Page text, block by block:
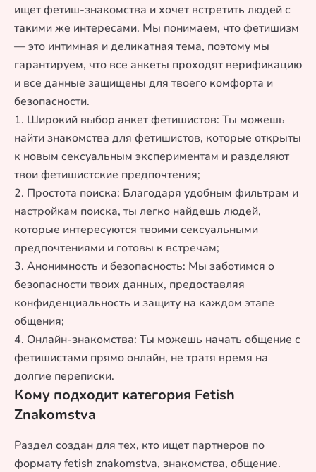
ищет фетиш-знакомства и хочет встретить людей с
такими же интересами. Мы понимаем, что фетишизм
— это интимная и деликатная тема, поэтому мы
гарантируем, что все анкеты проходят верификацию
и все данные защищены для твоего комфорта и
безопасности.
1. Широкий выбор анкет фетишистов: Ты можешь
найти знакомства для фетишистов, которые открыты
к новым сексуальным экспериментам и разделяют
твои фетишистские предпочтения;
2. Простота поиска: Благодаря удобным фильтрам и
настройкам поиска, ты легко найдешь людей,
которые интересуются твоими сексуальными
предпочтениями и готовы к встречам;
3. Анонимность и безопасность: Мы заботимся о
безопасности твоих данных, предоставляя
конфиденциальность и защиту на каждом этапе
общения;
4. Онлайн-знакомства: Ты можешь начать общение с
фетишистами прямо онлайн, не тратя время на
долгие переписки.
Кому подходит категория Fetish
Znakomstva
Раздел создан для тех, кто ищет партнеров по
формату fetish znakomstva, знакомства, общение.